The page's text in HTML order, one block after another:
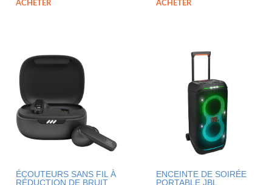
ACHETER ACHETER
ÉCOUTEURS SANS FIL À
RÉDUCTION DE BRUIT
ENCEINTE DE SOIRÉE
PORTABLE JBL